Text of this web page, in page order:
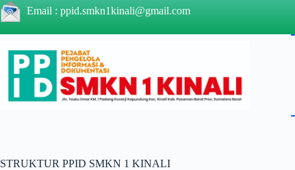
Skip
to
Email : ppid.smkn1kinali@gmail.com
STRUKTUR PPID SMKN 1 KINALI